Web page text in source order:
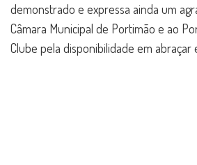
demonstrado e expressa ainda um
Câmara Municipal de Portimão e ao
Clube pela disponibilidade em abraçar